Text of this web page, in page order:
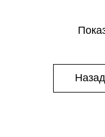
Назад